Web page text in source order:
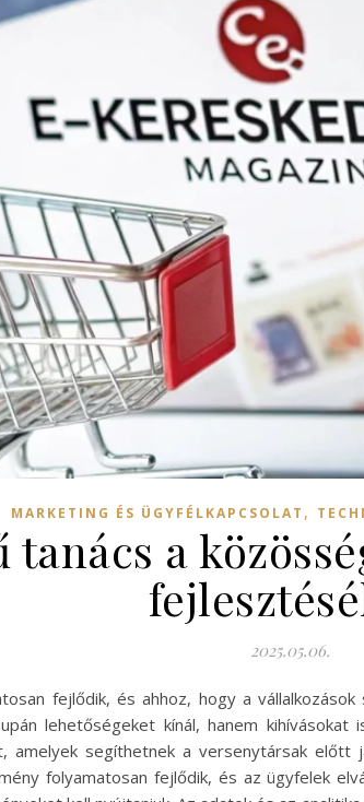
MARKETING ÉS ÜGYFÉLKAPCSOLAT ,
a
2025.05.06.
fejlődik, és ahhoz, hogy a
lehetőségeket kínál, hanem
segíthetnek a versenytársak előtt
folyamatosan fejlődik, és az ügyfelek